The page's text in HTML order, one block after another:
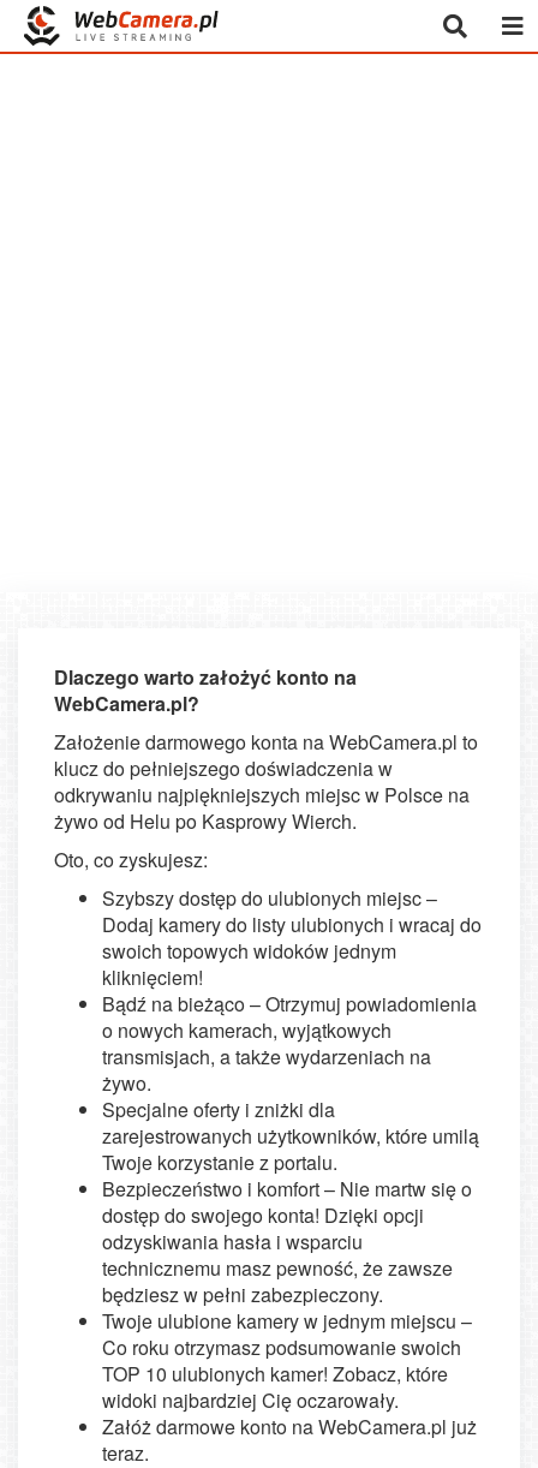
Dlaczego warto założyć konto na
WebCamera.pl?
Założenie darmowego konta na WebCamera.pl to
klucz do pełniejszego doświadczenia w
odkrywaniu najpiękniejszych miejsc w Polsce na
żywo od Helu po Kasprowy Wierch.
Oto, co zyskujesz:
Szybszy dostęp do ulubionych miejsc –
Dodaj kamery do listy ulubionych i wracaj do
swoich topowych widoków jednym
kliknięciem!
Bądź na bieżąco – Otrzymuj powiadomienia
o nowych kamerach, wyjątkowych
transmisjach, a także wydarzeniach na
żywo.
Specjalne oferty i zniżki dla
zarejestrowanych użytkowników, które umilą
Twoje korzystanie z portalu.
Bezpieczeństwo i komfort – Nie martw się o
dostęp do swojego konta! Dzięki opcji
odzyskiwania hasła i wsparciu
technicznemu masz pewność, że zawsze
będziesz w pełni zabezpieczony.
Twoje ulubione kamery w jednym miejscu –
Co roku otrzymasz podsumowanie swoich
TOP 10 ulubionych kamer! Zobacz, które
widoki najbardziej Cię oczarowały.
Załóż darmowe konto na WebCamera.pl już
teraz.